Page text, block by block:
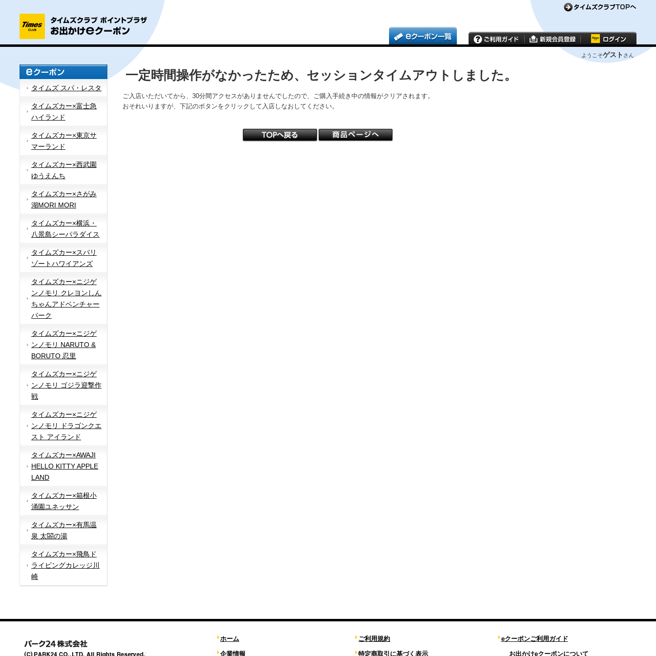
ようこそゲスト さん
タイムズ スパ・レスタ
タイムズカー×富士急
ハイランド
タイムズカー×東京サ
マーランド
タイムズカー×西武園
ゆうえんち
タイムズカー×さがみ
湖MORI MORI
タイムズカー×横浜・
八景島シーパラダイス
タイムズカー×スパリ
ゾートハワイアンズ
タイムズカー×ニジゲ
ンノモリ クレヨンしん
ちゃんアドベンチャー
パーク
タイムズカー×ニジゲ
ンノモリ NARUTO &
BORUTO 忍里
タイムズカー×ニジゲ
ンノモリ ゴジラ迎撃作
戦
タイムズカー×ニジゲ
ンノモリ ドラゴンクエ
スト アイランド
タイムズカー×AWAJI
HELLO KITTY APPLE
LAND
タイムズカー×箱根小
涌園ユネッサン
タイムズカー×有馬温
泉 太閤の湯
タイムズカー×飛鳥ド
ライビングカレッジ川
崎
一定時間操作がなかったため、セッションタイムアウトしました。
ご入店いただいてから、30分間アクセスがありませんでしたので、ご購入手続き中の情報がクリアされます。
おそれいりますが、下記のボタンをクリックして入店しなおしてください。
ホーム
企業情報
ご利用規約
特定商取引に基づく表示
eクーポンご利用ガイド
お出かけeクーポンについて